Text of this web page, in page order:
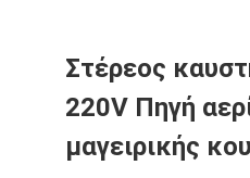
Στέρεος
220V Πηγή
μαγειρικής